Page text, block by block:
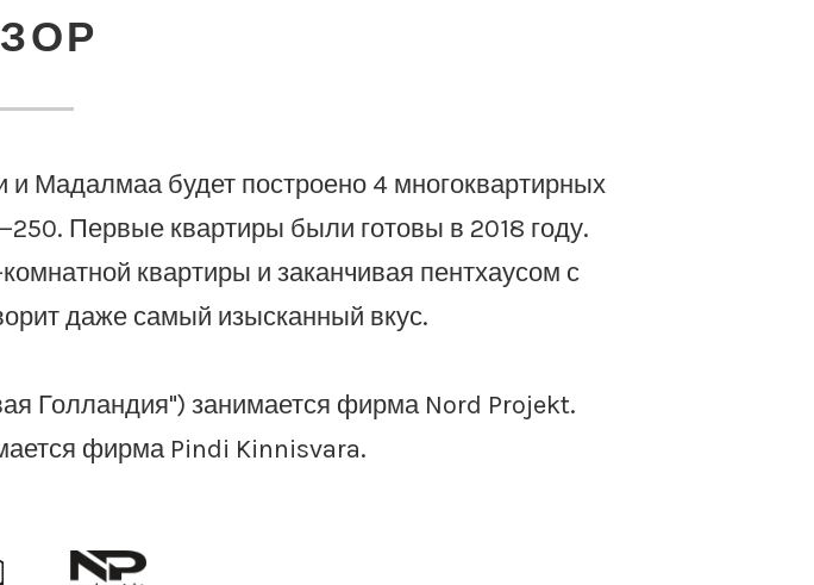
Мадалмаа будет построено 4 многоквартирных
Первые квартиры были готовы в 2018 году.
квартиры и заканчивая пентхаусом с
даже самый изысканный вкус.
Голландия") занимается фирма Nord Projekt.
фирма Pindi Kinnisvara.